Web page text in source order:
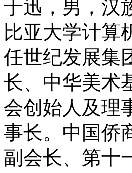
于迅，男，汉
比亚大学计算
任世纪发展集
长、中华美术
会创始人及理
事长。 中国侨
副会长、第十